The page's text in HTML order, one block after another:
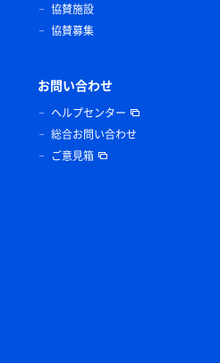
協賛施設
協賛募集
お問い合わせ
ヘルプセンター
総合お問い合わせ
ご意見箱